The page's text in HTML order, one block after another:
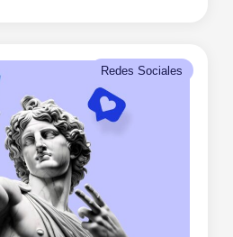
Redes Sociales